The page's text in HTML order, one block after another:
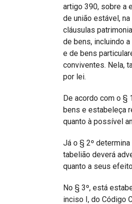
IBDFAM Educacionalartigo 390, sobre a
de união estável,
cláusulas
de bens, incluindo
e de bens
conviventes. Nela,
por lei.
De acordo com o §
bens e estabeleça
quanto à possível
Já o § 2º
tabelião deverá
quanto a seus
No § 3º, está
inciso I, do Código